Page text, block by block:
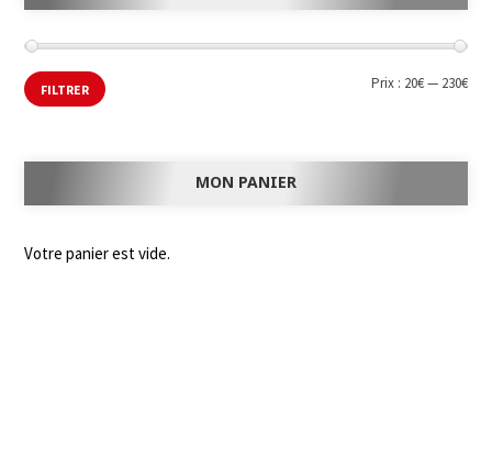
FILTRER Prix : 20€— 230€
MON PANIER
Votre panier est vide.